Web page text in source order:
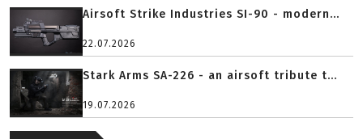
Airsoft Strike Industries SI-90 - modern...
22.07.2026
Stark Arms SA-226 - an airsoft tribute t...
19.07.2026